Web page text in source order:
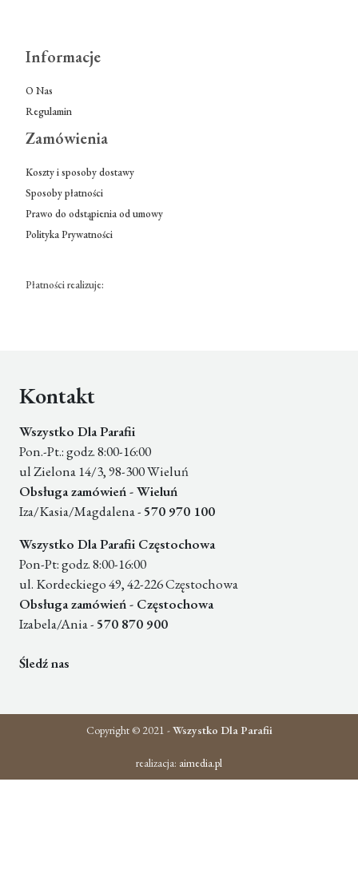
Informacje
O Nas
Regulamin
Zamówienia
Koszty i sposoby dostawy
Sposoby płatności
Prawo do odstąpienia od umowy
Polityka Prywatności
Płatności realizuje:
Kontakt
Wszystko Dla Parafii
Pon.-Pt.: godz. 8:00-16:00
ul Zielona 14/3, 98-300 Wieluń
Obsługa zamówień - Wieluń
Iza/Kasia/Magdalena - 570 970 100
Wszystko Dla Parafii Częstochowa
Pon-Pt: godz. 8:00-16:00
ul. Kordeckiego 49, 42-226 Częstochowa
Obsługa zamówień - Częstochowa
Izabela/Ania - 570 870 900
Śledź nas
Copyright © 2021 -Wszystko Dla Parafii
realizacja: aimedia.pl